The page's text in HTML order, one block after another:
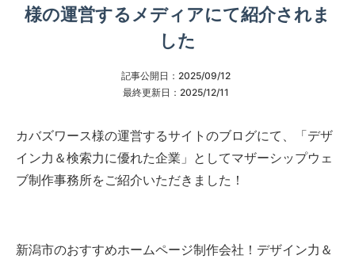
様の運営するメディアにて紹介されま
した
記事公開日： 2025/09/12
最終更新日： 2025/12/11
カバズワース様の運営するサイトのブログにて、「デザ
イン力＆検索力に優れた企業」としてマザーシップウェ
ブ制作事務所をご紹介いただきました！
新潟市のおすすめホームページ制作会社！デザイン力＆